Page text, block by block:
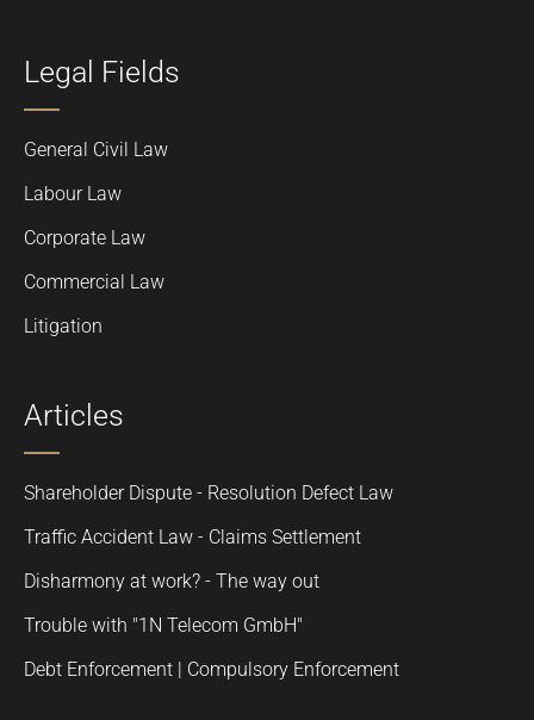
Legal Fields
General Civil Law
Labour Law
Corporate Law
Commercial Law
Litigation
Articles
Shareholder Dispute - Resolution Defect Law
Traffic Accident Law - Claims Settlement
Disharmony at work? - The way out
Trouble with "1N Telecom GmbH"
Debt Enforcement | Compulsory Enforcement